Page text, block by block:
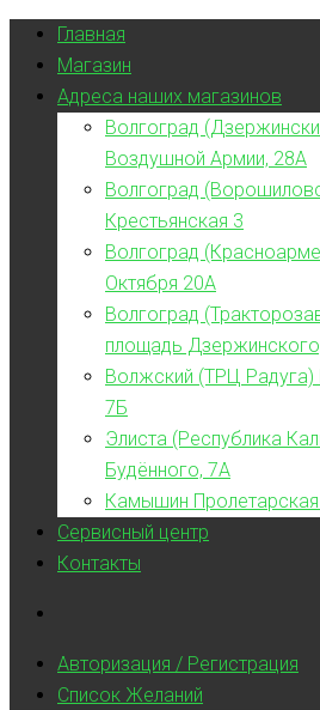
Главная
Магазин
Адреса наших магазинов
Волгоград
Воздушной Армии, 28А
Волгоград
Крестьянская 3
Волгоград
Октября 20А
Волгоград
площадь
Волжский (ТРЦ
7Б
Элиста (Республика
Будённого, 7А
Камышин
Сервисный центр
Контакты
Авторизация / Регистрация
Список Желаний